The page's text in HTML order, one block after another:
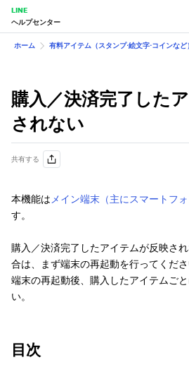
LINE
ヘルプセンター
ホーム 有料アイテム（スタンプ⋅絵文字⋅コインなど）
購入／決済完了した
されない
共有する
本機能はメイン端末（主にスマートフォ
す。
購入／決済完了したアイテムが反映さ
合は、まず端末の再起動を行ってくださ
端末の再起動後、購入したアイテムご
い。
目次